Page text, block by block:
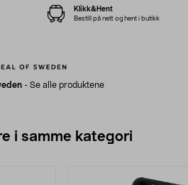
- Se alle produktene
Klikk&Hent
Bestill på nett og hent i butikk
i samme kategori